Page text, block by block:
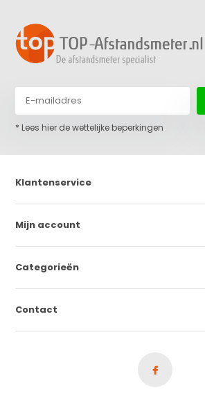
* Lees hier de wettelijke beperkingen
Klantenservice
Mijn account
Categorieën
Contact